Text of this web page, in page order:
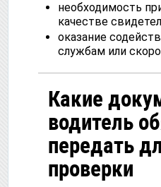
необходимость
качестве
оказание
службам или
Какие
водитель
передать
проверки